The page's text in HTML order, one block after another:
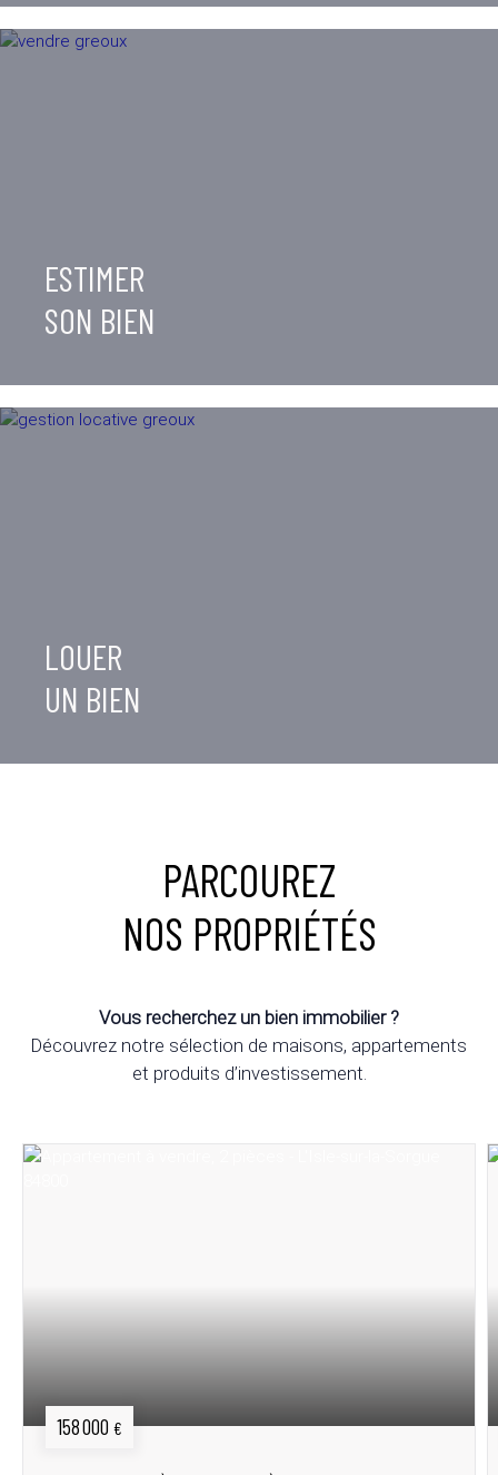
ESTIMER
SON BIEN
LOUER
UN BIEN
PARCOUREZ
NOS PROPRIÉTÉS
Vous recherchez un bien immobilier ?
Découvrez notre sélection de maisons, appartements
et produits d’investissement.
158 000 €